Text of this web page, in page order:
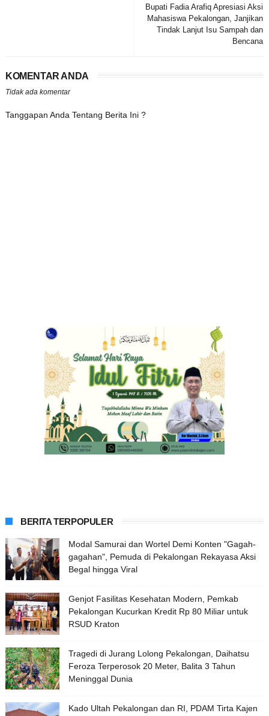
Bupati Fadia Arafiq Apresiasi Aksi
Mahasiswa Pekalongan, Janjikan
Tindak Lanjut Isu Sampah dan
Bencana
KOMENTAR ANDA
Tidak ada komentar
Tanggapan Anda Tentang Berita Ini ?
BERITA TERPOPULER
Modal Samurai dan Wortel Demi Konten "Gagah-
gagahan", Pemuda di Pekalongan Rekayasa Aksi
Begal hingga Viral
Genjot Fasilitas Kesehatan Modern, Pemkab
Pekalongan Kucurkan Kredit Rp 80 Miliar untuk
RSUD Kraton
Tragedi di Jurang Lolong Pekalongan, Daihatsu
Feroza Terperosok 20 Meter, Balita 3 Tahun
Meninggal Dunia
Kado Ultah Pekalongan dan RI, PDAM Tirta Kajen